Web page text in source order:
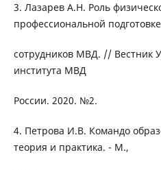
3. Лазарев А.Н. Роль
профессиональной подготовке
сотрудников МВД. // Вестник
института МВД
России. 2020. №2.
4. Петрова И.В. Командо
теория и практика. - М.,